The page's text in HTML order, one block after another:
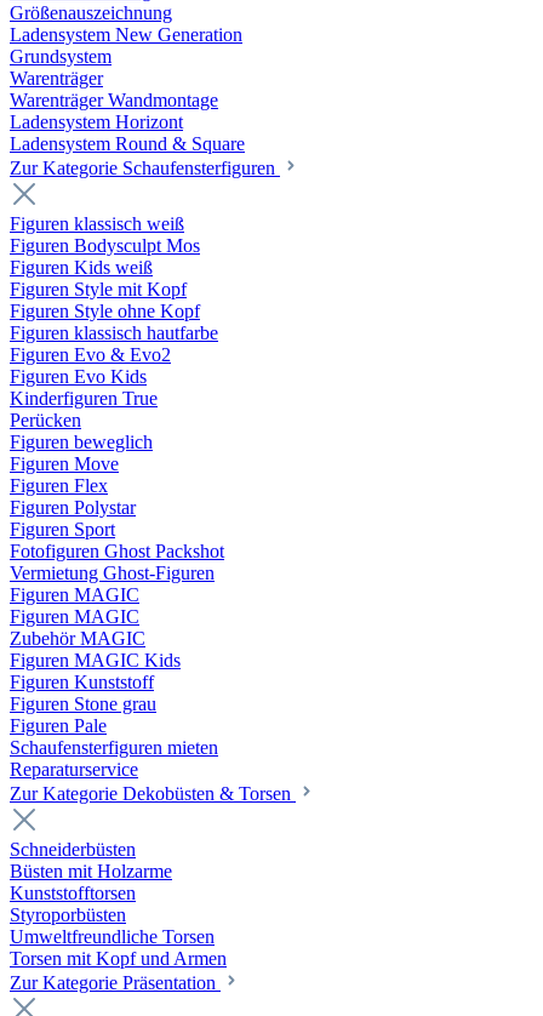
Größenauszeichnung
Ladensystem New Generation
Grundsystem
Warenträger
Warenträger Wandmontage
Ladensystem Horizont
Ladensystem Round & Square
Zur Kategorie Schaufenster­figuren
Figuren klassisch weiß
Figuren Bodysculpt Mos
Figuren Kids weiß
Figuren Style mit Kopf
Figuren Style ohne Kopf
Figuren klassisch hautfarbe
Figuren Evo & Evo2
Figuren Evo Kids
Kinderfiguren True
Perücken
Figuren beweglich
Figuren Move
Figuren Flex
Figuren Polystar
Figuren Sport
Fotofiguren Ghost Packshot
Vermietung Ghost-Figuren
Figuren MAGIC
Figuren MAGIC
Zubehör MAGIC
Figuren MAGIC Kids
Figuren Kunststoff
Figuren Stone grau
Figuren Pale
Schaufensterfiguren mieten
Reparaturservice
Zur Kategorie Dekobüsten & Torsen
Schneiderbüsten
Büsten mit Holzarme
Kunststofftorsen
Styroporbüsten
Umweltfreundliche Torsen
Torsen mit Kopf und Armen
Zur Kategorie Präsentation